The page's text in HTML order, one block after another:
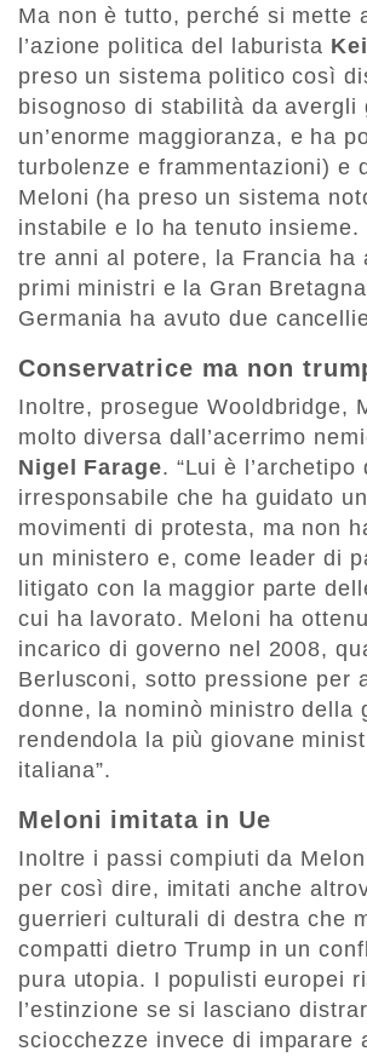
Ma non è tutto, perché si mette
l’azione politica del laburista
preso un sistema politico così
bisognoso di stabilità da avergli
un’enorme maggioranza, e ha
turbolenze e frammentazioni) e
Meloni (ha preso un sistema
instabile e lo ha tenuto insieme.
tre anni al potere, la Francia ha
primi ministri e la Gran
Germania ha avuto due
Conservatrice ma non
Inoltre, prosegue Wooldbridge,
molto diversa dall’acerrimo
Nigel Farage. “Lui è
irresponsabile che ha guidato
movimenti di protesta, ma non
un ministero e, come leader di
litigato con la maggior parte
cui ha lavorato. Meloni ha
incarico di governo nel 2008,
Berlusconi, sotto pressione per
donne, la nominò ministro della
rendendola la più giovane
italiana”.
Meloni imitata in Ue
Inoltre i passi compiuti da
per così dire, imitati anche
guerrieri culturali di destra che
compatti dietro Trump in un
pura utopia. I populisti europei
l’estinzione se si lasciano
sciocchezze invece di imparare